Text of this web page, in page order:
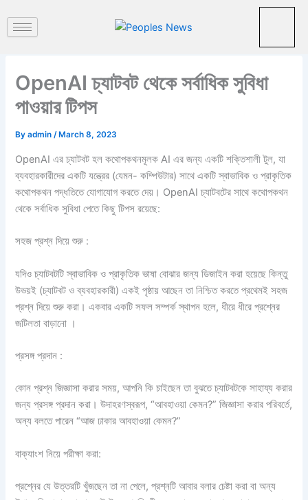
content
OpenAI চ্যাটবট থেকে সর্বাধিক সুবিধা
পাওয়ার টিপস
Byadmin/ March 8, 2023
OpenAI এর চ্যাটবট হল কথোপকথনমূলক AI এর জন্য একটি শক্তিশালী টুল, যা
ব্যবহারকারীদের একটি যন্ত্রের (যেমন- কম্পিউটার) সাথে একটি স্বাভাবিক ও প্রাকৃতিক
কথোপকথন পদ্ধতিতে যোগাযোগ করতে দেয়। OpenAI চ্যাটবটের সাথে কথোপকথন
থেকে সর্বাধিক সুবিধা পেতে কিছু টিপস রয়েছে:
সহজ প্রশ্ন দিয়ে শুরু :
যদিও চ্যাটবটটি স্বাভাবিক ও প্রাকৃতিক ভাষা বোঝার জন্য ডিজাইন করা হয়েছে কিন্তু
উভয়ই (চ্যাটবট ও ব্যবহারকারী) একই পৃষ্ঠায় আছেন তা নিশ্চিত করতে প্রথেমই সহজ
প্রশ্ন দিয়ে শুরু করা। একবার একটি সফল সম্পর্ক স্থাপন হলে, ধীরে ধীরে প্রশ্নের
জটিলতা বাড়ানো ।
প্রসঙ্গ প্রদান :
কোন প্রশ্ন জিজ্ঞাসা করার সময়, আপনি কি চাইছেন তা বুঝতে চ্যাটবটকে সাহায্য করার
জন্য প্রসঙ্গ প্রদান করা। উদাহরণস্বরূপ, “আবহাওয়া কেমন?” জিজ্ঞাসা করার পরিবর্তে,
অন্য বলতে পারেন “আজ ঢাকার আবহাওয়া কেমন?”
বাক্যাংশ নিয়ে পরীক্ষা করা:
প্রশ্নের যে উত্তরটি খুঁজছেন তা না পেলে, প্রশ্নটি আবার বলার চেষ্টা করা বা অন্য
রা
ত
ব
র